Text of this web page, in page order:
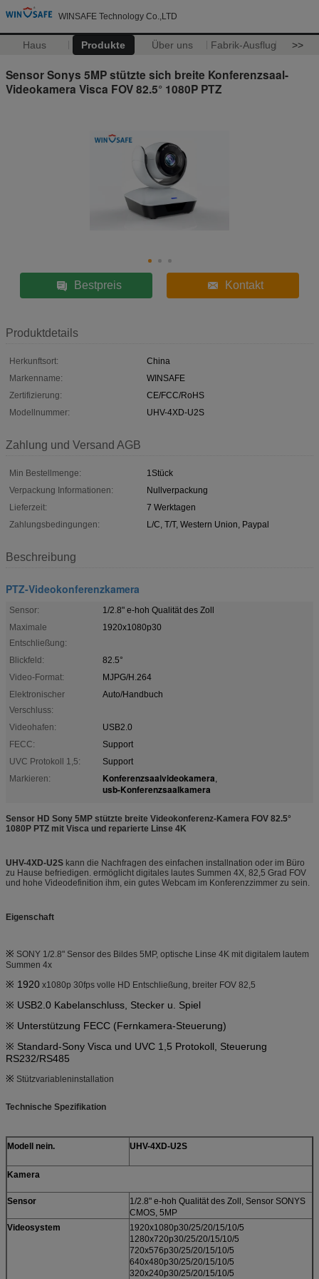
WINSAFE Technology Co.,LTD
Haus Produkte Über uns Fabrik-Ausflug >>
Sensor Sonys 5MP stützte sich breite Konferenzsaal-
Videokamera Visca FOV 82.5° 1080P PTZ
Bestpreis Kontakt
Produktdetails
Herkunftsort:
China
Markenname:
WINSAFE
Zertifizierung:
CE/FCC/RoHS
Modellnummer:
UHV-4XD-U2S
Zahlung und Versand AGB
Min Bestellmenge:
1Stück
Verpackung Informationen:
Nullverpackung
Lieferzeit:
7 Werktagen
Zahlungsbedingungen:
L/C, T/T, Western Union, Paypal
Beschreibung
PTZ-Videokonferenzkamera
Sensor:
1/2.8" e-hoh Qualität des Zoll
Maximale
Entschließung:
1920x1080p30
Blickfeld:
82.5°
Video-Format:
MJPG/H.264
Elektronischer
Verschluss:
Auto/Handbuch
Videohafen:
USB2.0
FECC:
Support
UVC Protokoll 1,5:
Support
Markieren:
Konferenzsaalvideokamera,
usb-Konferenzsaalkamera
Sensor HD Sony 5MP stützte breite Videokonferenz-Kamera FOV 82.5°
1080P PTZ mit Visca und reparierte Linse 4K
UHV-4XD-U2S kann die Nachfragen des einfachen installnation oder im Büro
zu Hause befriedigen. ermöglicht digitales lautes Summen 4X, 82,5 Grad FOV
und hohe Videodefinition ihm, ein gutes Webcam im Konferenzzimmer zu sein.
Eigenschaft
※ SONY 1/2.8" Sensor des Bildes 5MP, optische Linse 4K mit digitalem lautem
Summen 4x
※ 1920 x1080p 30fps volle HD Entschließung, breiter FOV 82,5
※ USB2.0 Kabelanschluss, Stecker u. Spiel
※ Unterstützung FECC (Fernkamera-Steuerung)
※ Standard-Sony Visca und UVC 1,5 Protokoll, Steuerung
RS232/RS485
※ Stützvariableninstallation
Technische Spezifikation
Modell nein. UHV-4XD-U2S
Kamera
Sensor
1/2.8" e-hoh Qualität des Zoll, Sensor SONYS
CMOS, 5MP
Videosystem
1920x1080p30/25/20/15/10/5
1280x720p30/25/20/15/10/5
720x576p30/25/20/15/10/5
640x480p30/25/20/15/10/5
320x240p30/25/20/15/10/5